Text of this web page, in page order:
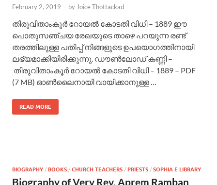
February 2, 2019 - byJoice Thottackad
തിരുവിതാംകൂർ റോയൽ കോടതി വിധി – 1889 ഈ
പൊതുസഞ്ചയ രേഖയുടെ താഴെ പറയുന്ന രണ്ട്
തരത്തിലുള്ള പതിപ്പ് നിങ്ങളുടെ ഉപയൊഗത്തിനായി
ലഭ്യമാക്കിയിരിക്കുന്നു. ഡൗൺലോഡ് കണ്ണി –
തിരുവിതാംകൂർ റോയൽ കോടതി വിധി – 1889 – PDF
(7 MB) ഓൺലൈനായി വായിക്കാനുള്ള …
READ MORE
BIOGRAPHY / BOOKS / CHURCH TEACHERS / PRIESTS / SOPHIA E LIBRARY
Biography of Very Rev. Aprem Ramban